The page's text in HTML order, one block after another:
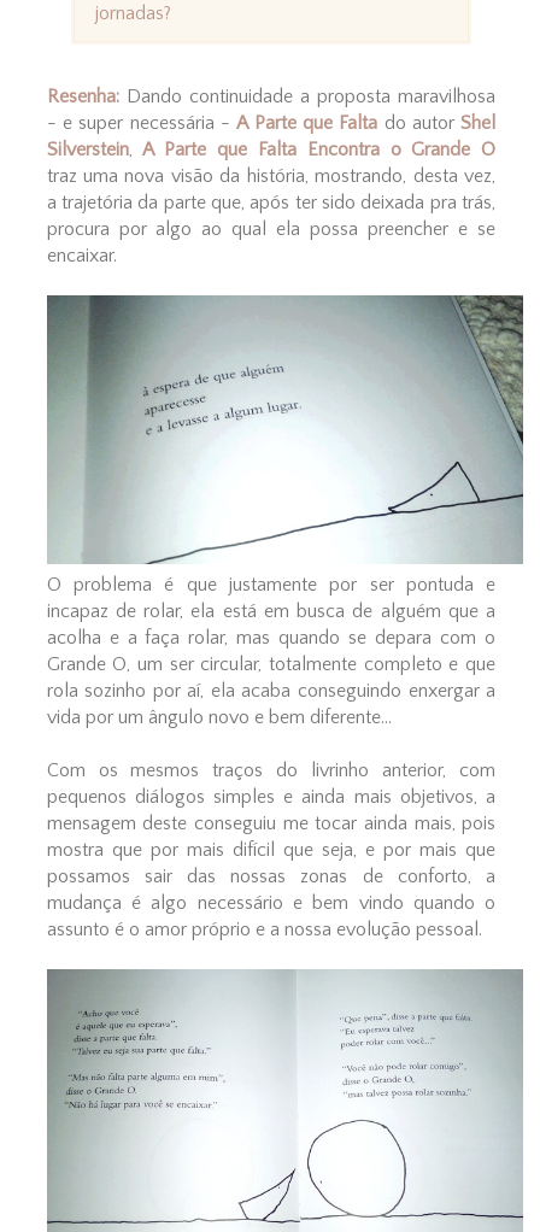
jornadas?
Resenha:Dando continuidade a proposta maravilhosa
- e super necessária -A Parte que Falta do autorShel
Silverstein,A Parte que Falta Encontra o Grande O
traz uma nova visão da história, mostrando, desta vez,
a trajetória da parte que, após ter sido deixada pra trás,
procura por algo ao qual ela possa preencher e se
encaixar.
O problema é que justamente por ser pontuda e
incapaz de rolar, ela está em busca de alguém que a
acolha e a faça rolar, mas quando se depara com o
Grande O, um ser circular, totalmente completo e que
rola sozinho por aí, ela acaba conseguindo enxergar a
vida por um ângulo novo e bem diferente...
Com os mesmos traços do livrinho anterior, com
pequenos diálogos simples e ainda mais objetivos, a
mensagem deste conseguiu me tocar ainda mais, pois
mostra que por mais difícil que seja, e por mais que
possamos sair das nossas zonas de conforto, a
mudança é algo necessário e bem vindo quando o
assunto é o amor próprio e a nossa evolução pessoal.